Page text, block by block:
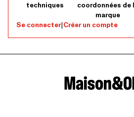
techniques
coordonnées de
marque
Se connecter|Créer un compte